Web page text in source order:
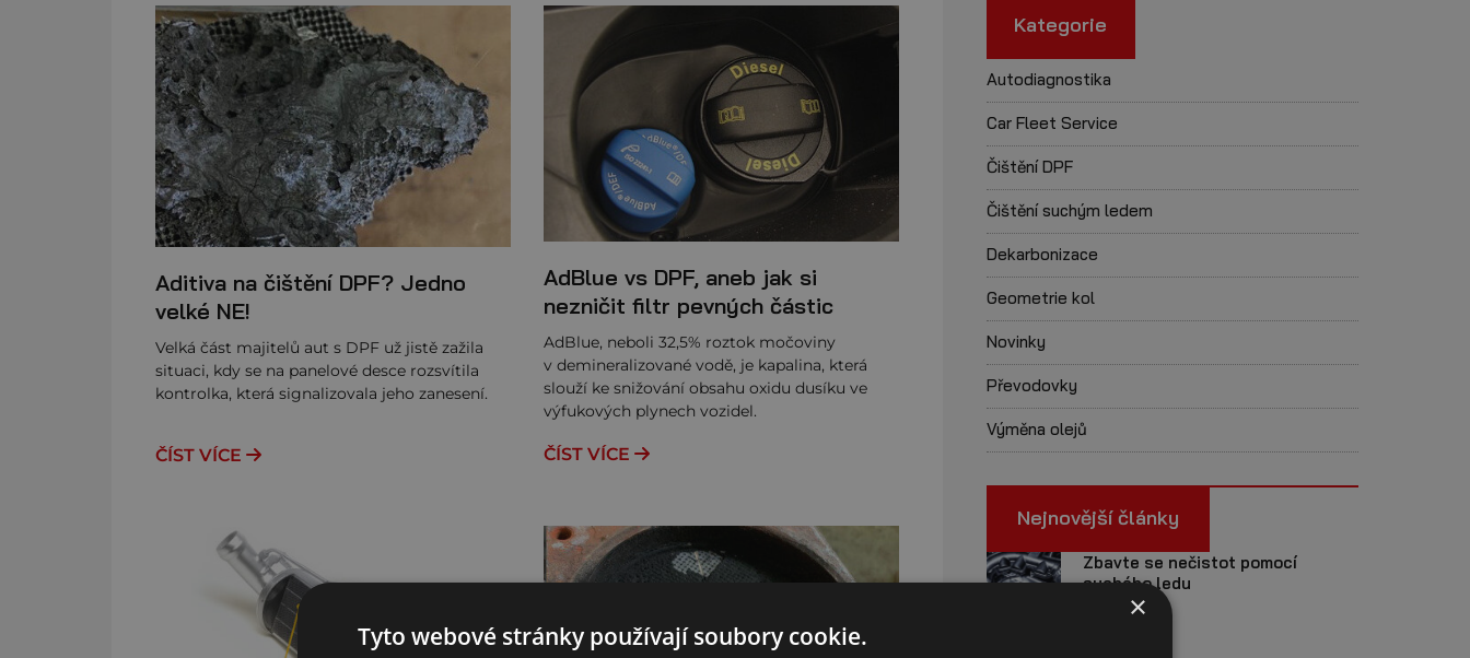
Aditiva na čištění DPF? Jedno
velké NE!
Velká část majitelů aut s DPF už jistě zažila
situaci, kdy se na panelové desce rozsvítila
kontrolka, která signalizovala jeho zanesení.
ČÍST VÍCE
AdBlue vs DPF, aneb jak si
nezničit filtr pevných částic
AdBlue, neboli 32,5% roztok močoviny
v demineralizované vodě, je kapalina, která
slouží ke snižování obsahu oxidu dusíku ve
výfukových plynech vozidel.
ČÍST VÍCE
Kategorie
Autodiagnostika
Car Fleet Service
Čištění DPF
Čištění suchým ledem
Dekarbonizace
Geometrie kol
Novinky
Převodovky
Výměna olejů
Nejnovější články
Zbavte se nečistot pomocí
suchého ledu
1. 10. 2021×
Tyto webové stránky používají soubory cookie.